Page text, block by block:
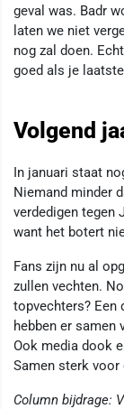
geval was. Badr
laten we niet
nog zal doen.
goed als je
Volgend
In januari staat
Niemand minder
verdedigen tegen
want het botert
Fans zijn nu al
zullen vechten.
topvechters? Een
hebben er
Ook media dook
Samen sterk voor
Column bijdrage: